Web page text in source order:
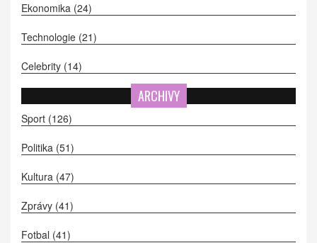
Ekonomika (24)
Technologie (21)
Celebrity (14)
ARCHIVY
Sport (126)
Politika (51)
Kultura (47)
Zprávy (41)
Fotbal (41)